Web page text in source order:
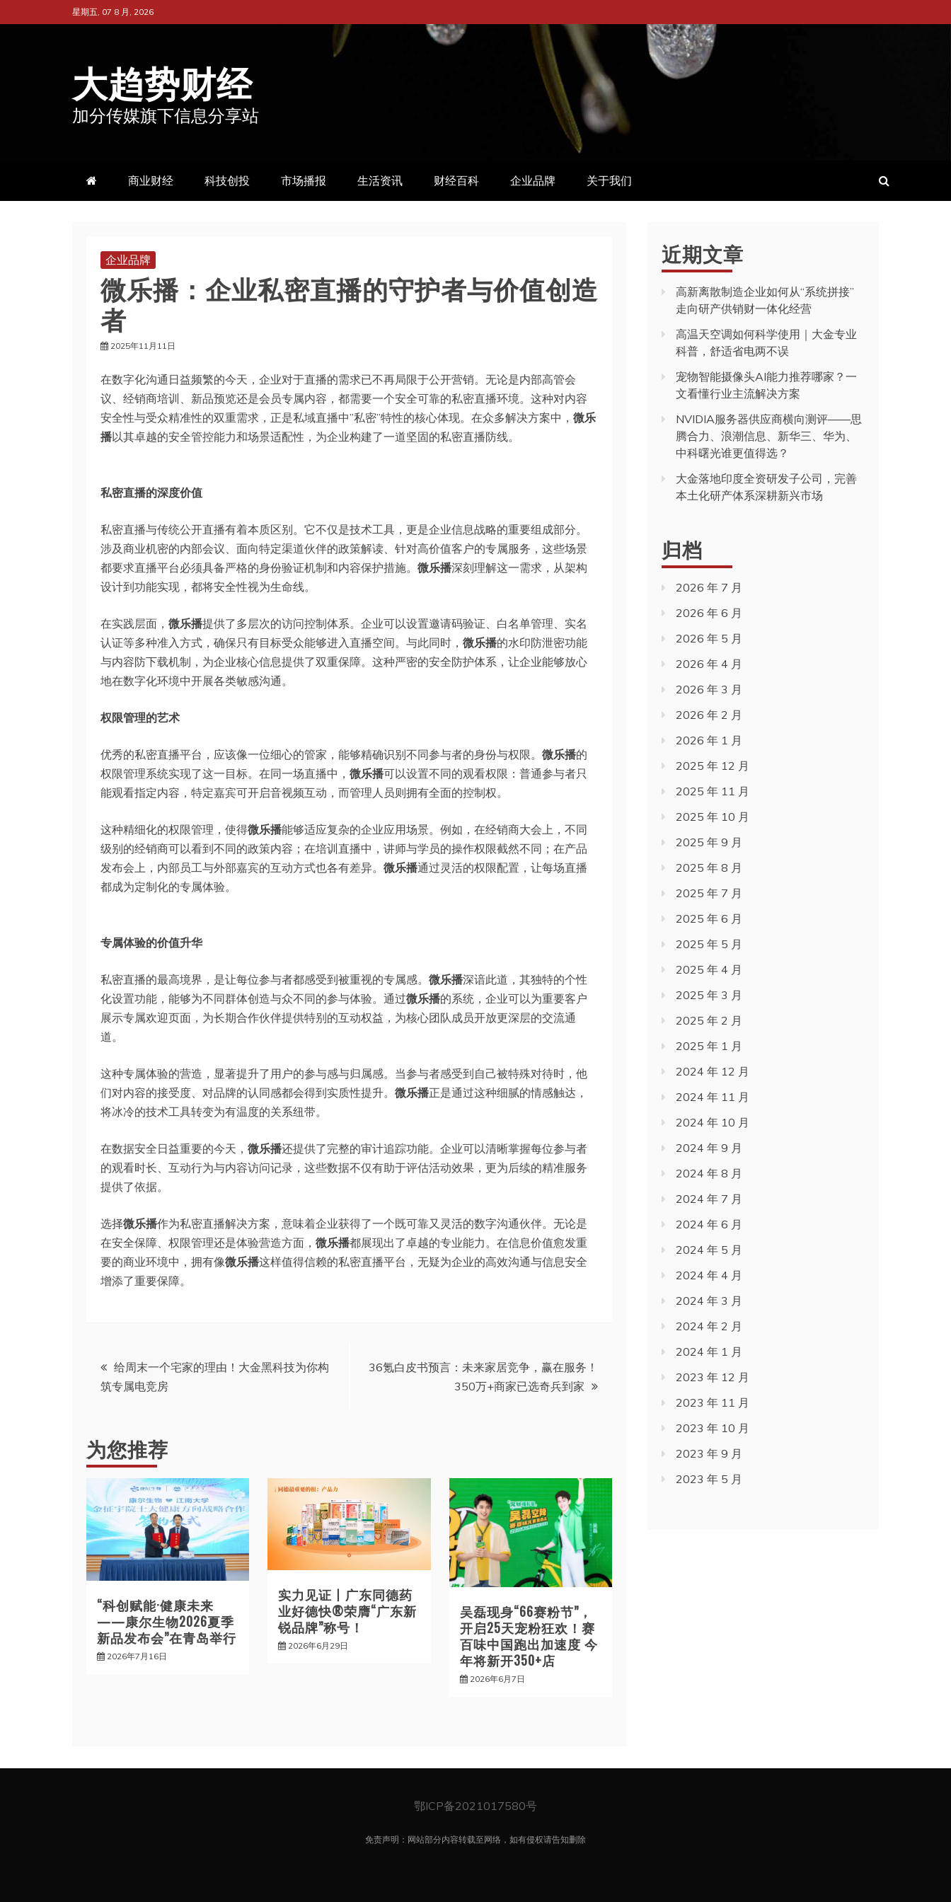
至
星期五, 07 8 月, 2026
大趋势财经
加分传媒旗下信息分享站
商业财经 科技创投 市场播报 生活资讯 财经百科 企业品牌 关于我们
企业品牌
微乐播：企业私密直播的守护者与价值创造
者
2025年11月11日
在数字化沟通日益频繁的今天，企业对于直播的需求已不再局限于公开营销。无论是内部高管会
议、经销商培训、新品预览还是会员专属内容，都需要一个安全可靠的私密直播环境。这种对内容
安全性与受众精准性的双重需求，正是私域直播中”私密”特性的核心体现。在众多解决方案中， 微乐
播以其卓越的安全管控能力和场景适配性，为企业构建了一道坚固的私密直播防线。
私密直播的深度价值
私密直播与传统公开直播有着本质区别。它不仅是技术工具，更是企业信息战略的重要组成部分。
涉及商业机密的内部会议、面向特定渠道伙伴的政策解读、针对高价值客户的专属服务，这些场景
都要求直播平台必须具备严格的身份验证机制和内容保护措施。 微乐播深刻理解这一需求，从架构
设计到功能实现，都将安全性视为生命线。
在实践层面， 微乐播提供了多层次的访问控制体系。企业可以设置邀请码验证、白名单管理、实名
认证等多种准入方式，确保只有目标受众能够进入直播空间。与此同时， 微乐播的水印防泄密功能
与内容防下载机制，为企业核心信息提供了双重保障。这种严密的安全防护体系，让企业能够放心
地在数字化环境中开展各类敏感沟通。
权限管理的艺术
优秀的私密直播平台，应该像一位细心的管家，能够精确识别不同参与者的身份与权限。 微乐播的
权限管理系统实现了这一目标。在同一场直播中， 微乐播可以设置不同的观看权限：普通参与者只
能观看指定内容，特定嘉宾可开启音视频互动，而管理人员则拥有全面的控制权。
这种精细化的权限管理，使得微乐播能够适应复杂的企业应用场景。例如，在经销商大会上，不同
级别的经销商可以看到不同的政策内容；在培训直播中，讲师与学员的操作权限截然不同；在产品
发布会上，内部员工与外部嘉宾的互动方式也各有差异。 微乐播通过灵活的权限配置，让每场直播
都成为定制化的专属体验。
专属体验的价值升华
私密直播的最高境界，是让每位参与者都感受到被重视的专属感。 微乐播深谙此道，其独特的个性
化设置功能，能够为不同群体创造与众不同的参与体验。通过微乐播的系统，企业可以为重要客户
展示专属欢迎页面，为长期合作伙伴提供特别的互动权益，为核心团队成员开放更深层的交流通
道。
这种专属体验的营造，显著提升了用户的参与感与归属感。当参与者感受到自己被特殊对待时，他
们对内容的接受度、对品牌的认同感都会得到实质性提升。 微乐播正是通过这种细腻的情感触达，
将冰冷的技术工具转变为有温度的关系纽带。
在数据安全日益重要的今天， 微乐播还提供了完整的审计追踪功能。企业可以清晰掌握每位参与者
的观看时长、互动行为与内容访问记录，这些数据不仅有助于评估活动效果，更为后续的精准服务
提供了依据。
选择微乐播作为私密直播解决方案，意味着企业获得了一个既可靠又灵活的数字沟通伙伴。无论是
在安全保障、权限管理还是体验营造方面， 微乐播都展现出了卓越的专业能力。在信息价值愈发重
要的商业环境中，拥有像微乐播这样值得信赖的私密直播平台，无疑为企业的高效沟通与信息安全
增添了重要保障。
文
章
导
航
给周末一个宅家的理由！大金黑科技为你构
筑专属电竞房
36氪白皮书预言：未来家居竞争，赢在服务！
350万+商家已选奇兵到家
为您推荐
“科创赋能·健康未来
——康尔生物2026夏季
新品发布会”在青岛举行
2026年7月16日
实力见证丨广东同德药
业好德快®荣膺“广东新
锐品牌”称号！
2026年6月29日
吴磊现身“66赛粉节”，
开启25天宠粉狂欢！赛
百味中国跑出加速度 今
年将新开350+店
2026年6月7日
近期文章
高新离散制造企业如何从“系统拼接”
走向研产供销财一体化经营
高温天空调如何科学使用｜大金专业
科普，舒适省电两不误
宠物智能摄像头AI能力推荐哪家？一
文看懂行业主流解决方案
NVIDIA服务器供应商横向测评——思
腾合力、浪潮信息、新华三、华为、
中科曙光谁更值得选？
大金落地印度全资研发子公司，完善
本土化研产体系深耕新兴市场
归档
2026 年 7 月
2026 年 6 月
2026 年 5 月
2026 年 4 月
2026 年 3 月
2026 年 2 月
2026 年 1 月
2025 年 12 月
2025 年 11 月
2025 年 10 月
2025 年 9 月
2025 年 8 月
2025 年 7 月
2025 年 6 月
2025 年 5 月
2025 年 4 月
2025 年 3 月
2025 年 2 月
2025 年 1 月
2024 年 12 月
2024 年 11 月
2024 年 10 月
2024 年 9 月
2024 年 8 月
2024 年 7 月
2024 年 6 月
2024 年 5 月
2024 年 4 月
2024 年 3 月
2024 年 2 月
2024 年 1 月
2023 年 12 月
2023 年 11 月
2023 年 10 月
2023 年 9 月
2023 年 5 月
鄂ICP备2021017580号
免责声明：网站部分内容转载至网络，如有侵权请告知删除